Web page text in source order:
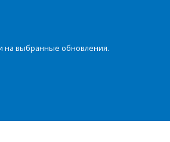
на выбранные обновления.